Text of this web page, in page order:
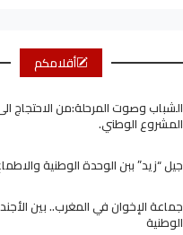
أقلامكم
الشباب وصوت المرحلة:من الاحتجاج
المشروع الوطني.
جيل “زيد” ببن الوحدة الوطنية
جماعة الإخوان في المغرب.. بين
الوطنية